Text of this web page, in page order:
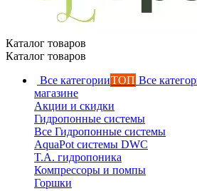
Каталог товаров
Каталог товаров
Все категорииТОП Все
магазине
Акции и скидки
Гидропонные системы
Все Гидропонные системы
AquaPot системы DWC
T.A. гидропоника
Компрессоры и помпы
Горшки